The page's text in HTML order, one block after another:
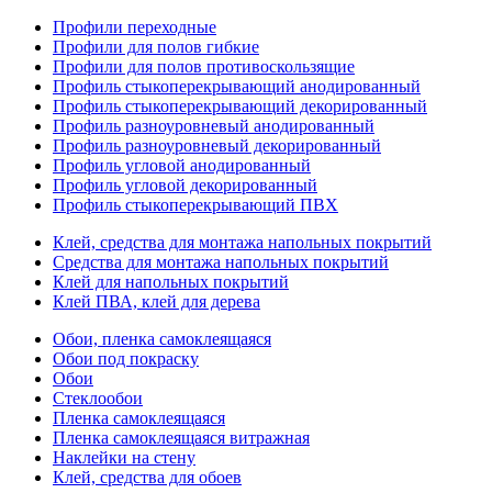
Профили переходные
Профили для полов гибкие
Профили для полов противоскользящие
Профиль стыкоперекрывающий анодированный
Профиль стыкоперекрывающий декорированный
Профиль разноуровневый анодированный
Профиль разноуровневый декорированный
Профиль угловой анодированный
Профиль угловой декорированный
Профиль стыкоперекрывающий ПВХ
Клей, средства для монтажа напольных покрытий
Средства для монтажа напольных покрытий
Клей для напольных покрытий
Клей ПВА, клей для дерева
Обои, пленка самоклеящаяся
Обои под покраску
Обои
Стеклообои
Пленка самоклеящаяся
Пленка самоклеящаяся витражная
Наклейки на стену
Клей, средства для обоев